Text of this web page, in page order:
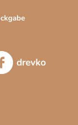
drevko